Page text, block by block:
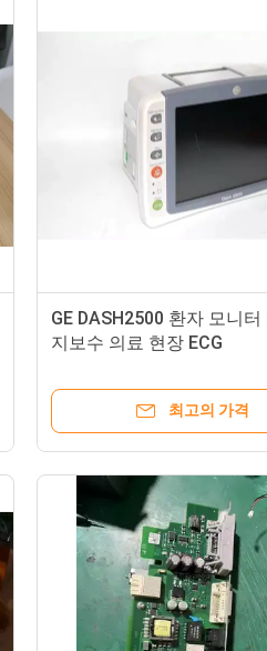
GE DASH2500 환자 모니터
지보수 의료 현장 ECG
최고의 가격